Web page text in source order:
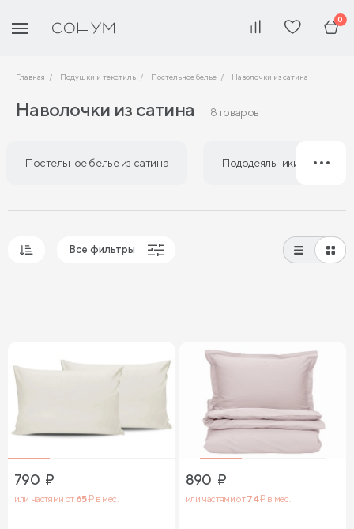
0
Главная Подушки и текстиль Постельное белье Наволочки из сатина
Наволочки из сатина 8 товаров
Постельное белье из сатина Пододеяльники из сатина
Все фильтры
790 ₽
или частями от 65₽ в мес.
890 ₽
или частями от74₽ в мес.